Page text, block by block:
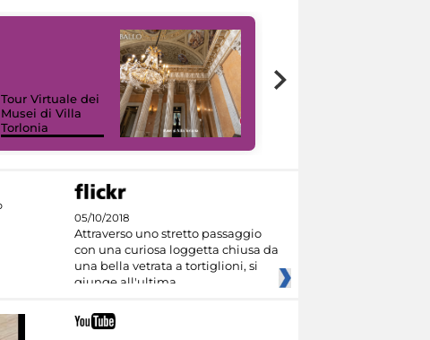
Tour Virtuale dei
Musei di Villa
Torlonia
05/10/2018
Attraverso uno stretto passaggio
con una curiosa loggetta chiusa da
una bella vetrata a tortiglioni, si
giunge all'ultima